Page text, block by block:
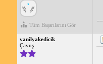
Tüm Başarılarını Gör
vanilyakedicik
Çavuş